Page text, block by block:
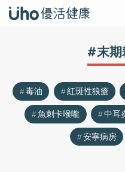
#末
毒油 紅斑性狼瘡
魚刺卡喉嚨
中耳
安寧病房